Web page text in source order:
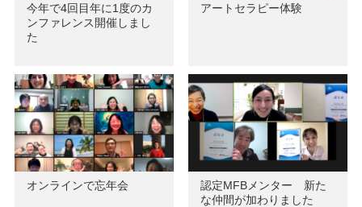
今年で4回目年に1度のカ
ンファレンス開催しまし
た
アートセラピー体験
オンラインで忘年会
認定MFBメンター 新た
な仲間が加わりました